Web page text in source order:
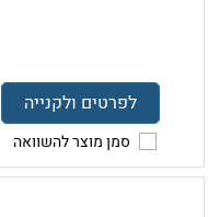
לפרטים ולקנייה
סמן מוצר להשוואה